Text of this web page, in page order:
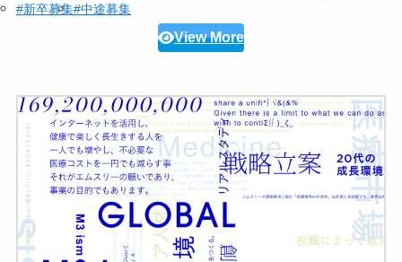
#新卒募集#中途募集
View More